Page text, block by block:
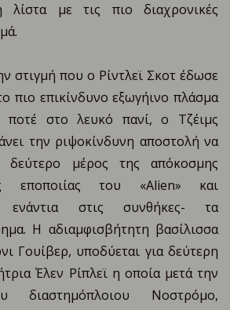
με τις πιο διαχρονικές
στιγμή που ο Ρίντλεϊ Σκοτ έδωσε
πιο επικίνδυνο εξωγήινο πλάσμα
ποτέ στο λευκό πανί, ο Τζέιμς
την ριψοκίνδυνη αποστολή να
δεύτερο μέρος της απόκοσμης
εποποιίας του «Alien» και
ενάντια στις συνθήκες- τα
Η αδιαμφισβήτητη βασίλισσα
Γουίβερ, υποδύεται για δεύτερη
Έλεν Ρίπλεϊ η οποία μετά την
διαστημόπλοιου Νοστρόμο,